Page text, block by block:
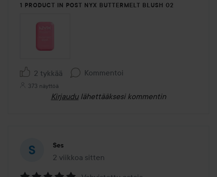
1 PRODUCT IN POST NYX BUTTERMELT BLUSH 02
2 tykkää Kommentoi
373 näyttöä
Kirjaudu lähettääksesi kommentin
Ses
2 viikkoa sitten
Viesti luotiin 2 viikkoa sitten